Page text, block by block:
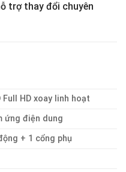
trợ thay đổi chuyên
Full HD xoay linh hoạt
ứng điện dung
+ 1 cổng phụ